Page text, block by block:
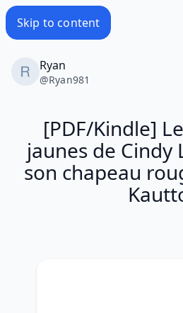
Skip to content
Ryan
@Ryan981
[PDF/Kindle]
jaunes de Cindy
son chapeau